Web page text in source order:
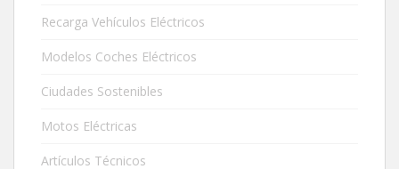
Recarga Vehículos Eléctricos
Modelos Coches Eléctricos
Ciudades Sostenibles
Motos Eléctricas
Artículos Técnicos